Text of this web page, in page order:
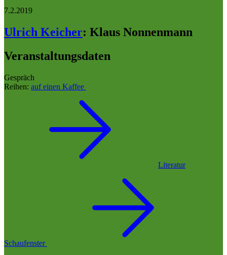
7.2.2019
Ulrich Keicher: Klaus Nonnenmann
Veranstaltungsdaten
Gespräch
Reihen: auf einen Kaffee
Literatur
Schaufenster